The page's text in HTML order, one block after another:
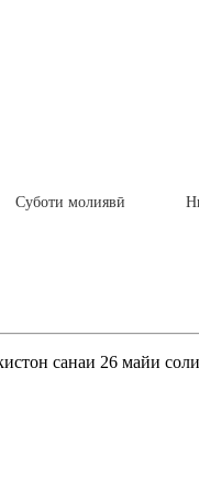
Суботи молиявӣ
санаи 26 майи